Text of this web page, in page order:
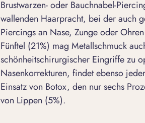
Brustwarzen- oder Bauchnabel-
wallenden Haarpracht, bei der auch
Piercings an Nase, Zunge oder
Fünftel (21%) mag Metallschmuck
schönheitschirurgischer Eingriffe zu
Nasenkorrekturen, findet ebenso
Einsatz von Botox, den nur sechs
von Lippen (5%).